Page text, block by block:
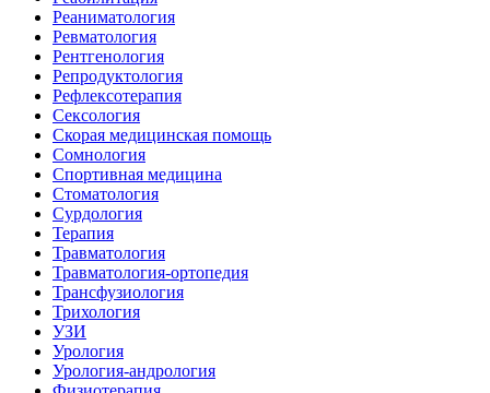
Реаниматология
Ревматология
Рентгенология
Репродуктология
Рефлексотерапия
Сексология
Скорая медицинская помощь
Сомнология
Спортивная медицина
Стоматология
Сурдология
Терапия
Травматология
Травматология-ортопедия
Трансфузиология
Трихология
УЗИ
Урология
Урология-андрология